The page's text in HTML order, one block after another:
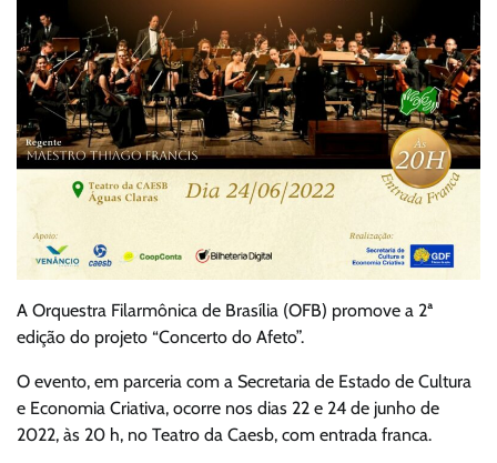
A Orquestra Filarmônica de Brasília (OFB) promove a 2ª
edição do projeto “Concerto do Afeto”.
O evento, em parceria com a Secretaria de Estado de Cultura
e Economia Criativa, ocorre nos dias 22 e 24 de junho de
2022, às 20 h, no Teatro da Caesb, com entrada franca.